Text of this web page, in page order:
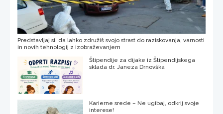
Predstavljaj si, da lahko združiš svojo strast do raziskovanja, varnosti
in novih tehnologij z izobraževanjem
Štipendije za dijake iz Štipendijskega
sklada dr. Janeza Drnovška
Karierne srede – Ne ugibaj, odkrij svoje
interese!